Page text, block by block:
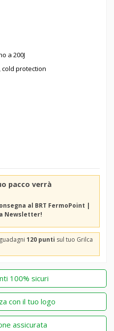
a 200J
protection
pacco verrà
al BRT FermoPoint |
Newsletter!
120 punti sul tuo Grilca
100% sicuri
con il tuo logo
assicurata